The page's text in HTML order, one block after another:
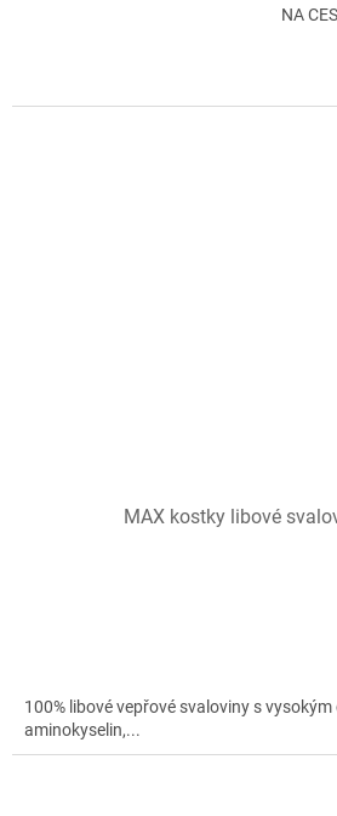
NA
MAX kostky libové
100% libové vepřové svaloviny s
aminokyselin,...